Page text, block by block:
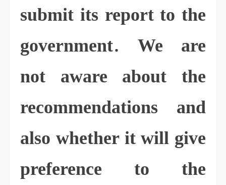
submit its report to the
government. We are
not aware about the
recommendations and
also whether it will give
preference to the